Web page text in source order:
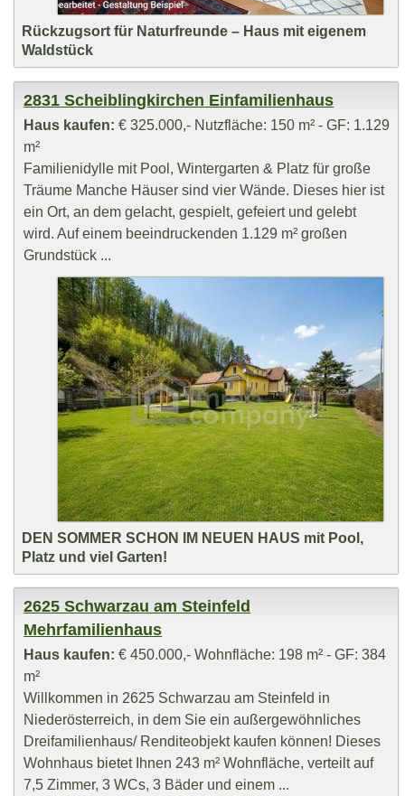
Rückzugsort für Naturfreunde – Haus mit eigenem
Waldstück
2831 Scheiblingkirchen Einfamilienhaus
Haus kaufen: € 325.000,- Nutzfläche: 150 m² - GF: 1.129
m²
Familienidylle mit Pool, Wintergarten & Platz für große
Träume Manche Häuser sind vier Wände. Dieses hier ist
ein Ort, an dem gelacht, gespielt, gefeiert und gelebt
wird. Auf einem beeindruckenden 1.129 m² großen
Grundstück ...
DEN SOMMER SCHON IM NEUEN HAUS mit Pool,
Platz und viel Garten!
2625 Schwarzau am Steinfeld
Mehrfamilienhaus
Haus kaufen: € 450.000,- Wohnfläche: 198 m² - GF: 384
m²
Willkommen in 2625 Schwarzau am Steinfeld in
Niederösterreich, in dem Sie ein außergewöhnliches
Dreifamilienhaus/ Renditeobjekt kaufen können! Dieses
Wohnhaus bietet Ihnen 243 m² Wohnfläche, verteilt auf
7,5 Zimmer, 3 WCs, 3 Bäder und einem ...